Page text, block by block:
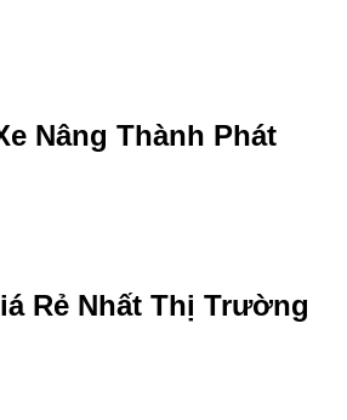
Nâng Thành Phát
Rẻ Nhất Thị Trường